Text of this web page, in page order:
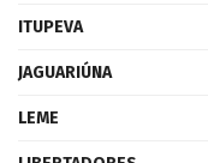
ITUPEVA
JAGUARIÚNA
LEME